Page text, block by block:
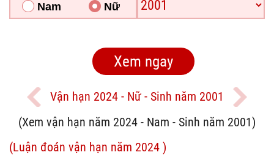
Nam Nữ
Vận hạn 2024 - Nữ - Sinh năm 2001
(Xem vận hạn năm 2024 - Nam - Sinh năm 2001)
(Luận đoán vận hạn năm 2024 )